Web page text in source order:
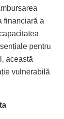
financiară a
pentru
această
vulnerabilă